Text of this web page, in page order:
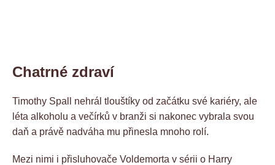
Chatrné zdraví
Timothy Spall nehrál tlouštíky od začátku své kariéry, ale
léta alkoholu a večírků v branži si nakonec vybrala svou
daň a právě nadváha mu přinesla mnoho rolí.
Mezi nimi i přisluhovače Voldemorta v sérii o Harry